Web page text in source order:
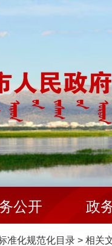
公开 政
准化规范化目录 > 相关